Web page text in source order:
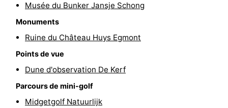
Lieux
d'intérêt
Musées
Monuments
Musée du Bunker Jansje Schong
Monuments
Ruine du Château Huys Egmont
Points de vue
Dune d'observation De Kerf
Parcours de mini-golf
Midgetgolf Natuurlijk